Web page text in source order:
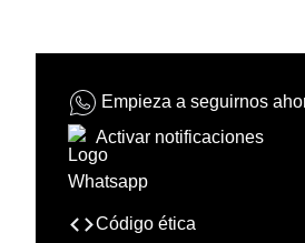
Empieza a seguirnos
Activar notificaciones
Código ética